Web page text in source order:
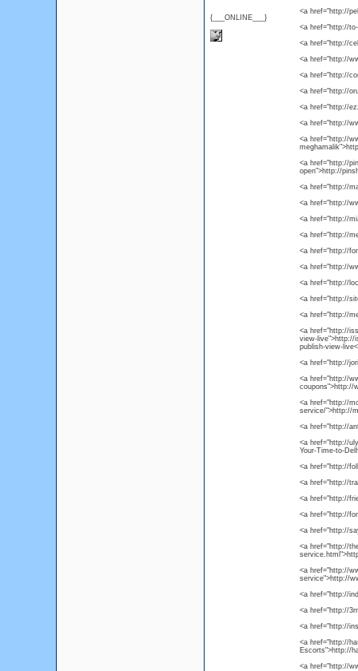
{___ONLINE___}
<a href="http://
<a href="http://
<a href="http://
<a href="http://
<a href="http://
<a href="http://
<a href="http://
<a href="http://
<a href="http://
<a href="http://
open">http://
<a href="http://
<a href="http://
<a href="http://
<a href="http://
<a href="http://
<a href="http://
<a href="http://
<a href="http://
<a href="http://
<a href="http://
view-live">http://
publish-view-
<a href="http://
<a href="http://
coupons">http://
<a href="http://
service/">http://
<a href="http://
<a href="http://
Your-Time-to-
<a href="http://
<a href="http://
<a href="http://
<a href="http://
<a href="http://
<a href="http://
<a href="http://
service">http://
<a href="http://
<a href="http://
<a href="http://
<a href="http://
Escorts">http://
<a href="http://